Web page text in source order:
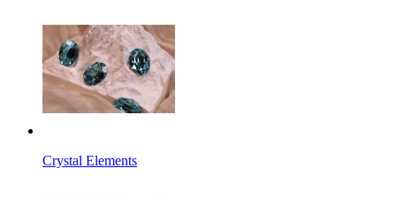
Crystal Elements